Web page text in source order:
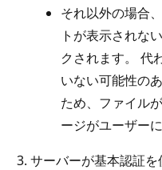
それ以外の場合
トが表示されな
クされます。 代
いない可能性の
ため、ファイル
ージがユーザー
サーバーが基本認証